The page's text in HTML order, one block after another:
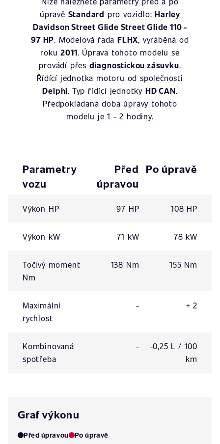
úpravě Standard pro vozidlo:Harley
Davidson Street Glide Street Glide 110 -
97 HP. Modelová řadaFLHX, vyráběná od
roku2011. Úprava tohoto modelu se
provádí přes diagnostickou zásuvku.
Řídící jednotka motoru od společnosti
Delphi. Typ řídící jednotky HD CAN.
Předpokládaná doba úpravy tohoto
modelu je 1 - 2 hodiny.
Parametry
vozu
Před
úpravou
Po úpravě
Výkon HP 97 HP 108 HP
Výkon kW 71 kW 78 kW
Točivý moment
Nm
138 Nm 155 Nm
Maximální
rychlost
- + 2
Kombinovaná
spotřeba
-
-0,25 L / 100
km
Graf výkonu
Před úpravou Po úpravě